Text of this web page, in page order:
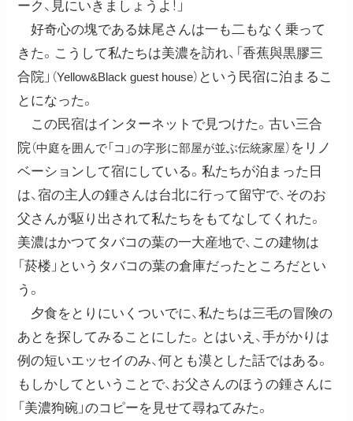
ーク、見にいきましょうよ！」
好奇心の塊である妹尾さんは一も二もなく乗って
きた。こうして私たちは美濃を訪れ、「香蕉與黒膠三
合院」 （Yellow&Black guest house） という民宿に泊まるこ
とになった。
この民宿はインターネットで見つけた。古い三合
院（中庭を囲んで「コ」の字形に部屋が並ぶ伝統家屋） をリノ
ベーションして宿にしている。私たちが泊まった日
は、宿の主人の鍾さんは台北に行って留守で、そのお
父さんが駆り出されて私たちをもてなしてくれた。
美濃はかつてタバコの葉の一大産地で、この建物は
「菸楼」というタバコの葉の倉庫だったところだとい
う。
夕食をとりにいくついでに、私たちは三毛の冒険の
あとを探してみることにした。とはいえ、手がかりは
例の短いエッセイのみ、何とも漠とした話ではある。
もしかしてということで、お父さんのほうの鍾さんに
「美濃狗碗」のコピーを見せて尋ねてみた。